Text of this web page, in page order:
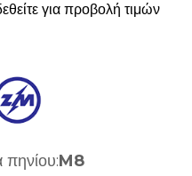
για προβολή τιμών
πηνίου:M8